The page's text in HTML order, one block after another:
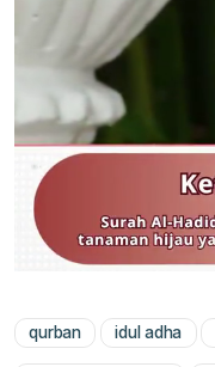
qurban idul adha